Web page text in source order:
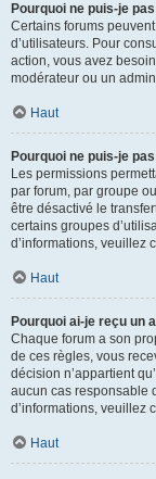
Pourquoi ne puis-je
Certains forums
d’utilisateurs. Pour
action, vous avez
modérateur ou un
Haut
Pourquoi ne puis-je
Les permissions
par forum, par groupe
être désactivé le
certains groupes
d’informations, veuillez
Haut
Pourquoi ai-je reçu un
Chaque forum a son
de ces règles, vous
décision n’appartient
aucun cas responsable
d’informations, veuillez
Haut